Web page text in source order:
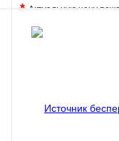
*Актуальную цену
В избранное